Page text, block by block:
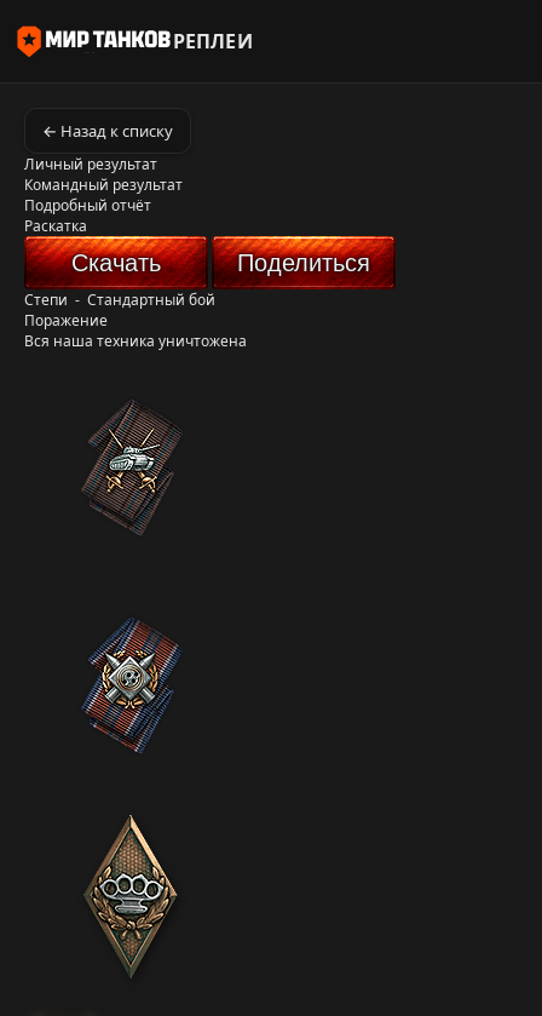
РЕПЛЕИ
← Назад к списку
Личный результат
Командный результат
Подробный отчёт
Раскатка
Скачать Поделиться
Степи - Стандартный бой
Поражение
Вся наша техника уничтожена